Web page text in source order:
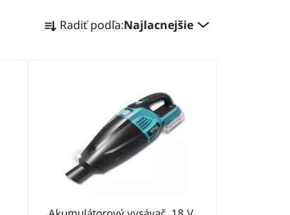
R
a
o
Radiť podľa:Najlacnejšie